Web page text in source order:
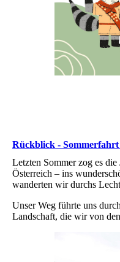
Rückblick - Sommerfahrt
Letzten Sommer zog es die
Österreich – ins
wanderten wir durchs
Unser Weg führte uns
Landschaft, die wir von